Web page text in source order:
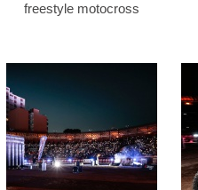
freestyle motocross